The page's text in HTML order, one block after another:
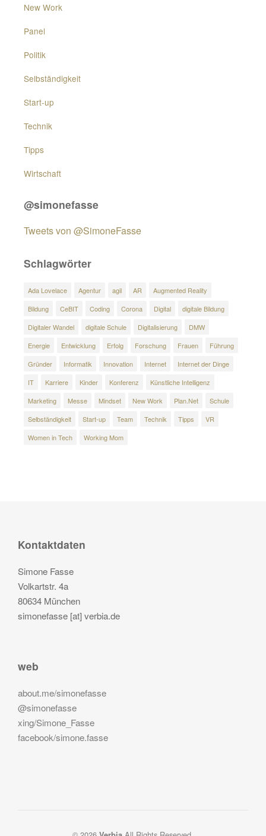
New Work
Panel
Politik
Selbständigkeit
Start-up
Technik
Tipps
Wirtschaft
@simonefasse
Tweets von @SimoneFasse
Schlagwörter
Ada Lovelace Agentur agil AR
Augmented Reality
Bildung
CeBIT Coding Corona Digital
digitale Bildung
Digitaler Wandel
digitale Schule Digitalisierung
DMW
Energie
Entwicklung Erfolg Forschung Frauen
Führung
Gründer
Informatik Innovation Internet
Internet der Dinge
IT
Karriere Kinder Konferenz
Künstliche Intelligenz
Marketing
Messe Mindset New Work Plan.Net
Schule
Selbständigkeit
Start-up Team Technik Tipps
VR
Women in Tech
Working Mom
Kontaktdaten
Simone Fasse
Volkartstr. 4a
80634 München
simonefasse [at] verbia.de
web
about.me/simonefasse
@simonefasse
xing/Simone_Fasse
facebook/simone.fasse